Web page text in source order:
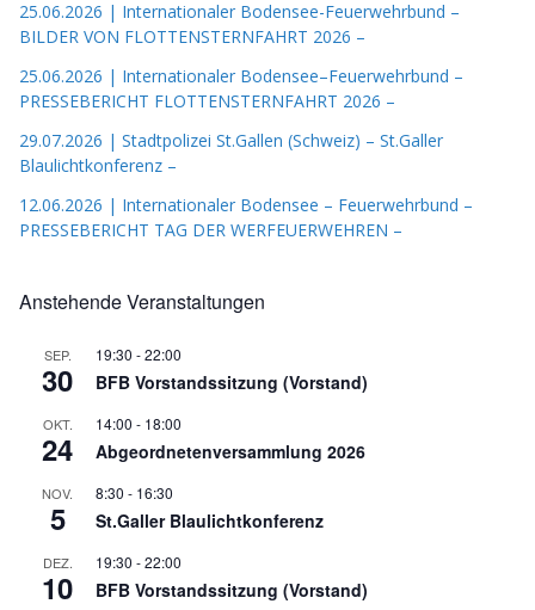
25.06.2026 | Internationaler Bodensee-Feuerwehrbund –
BILDER VON FLOTTENSTERNFAHRT 2026 –
25.06.2026 | Internationaler Bodensee–Feuerwehrbund –
PRESSEBERICHT FLOTTENSTERNFAHRT 2026 –
29.07.2026 | Stadtpolizei St.Gallen (Schweiz) – St.Galler
Blaulichtkonferenz –
12.06.2026 | Internationaler Bodensee – Feuerwehrbund –
PRESSEBERICHT TAG DER WERFEUERWEHREN –
Anstehende Veranstaltungen
SEP.
30
19:30 -22:00
BFB Vorstandssitzung (Vorstand)
OKT.
24
14:00 - 18:00
Abgeordnetenversammlung 2026
NOV.
5
8:30 - 16:30
St.Galler Blaulichtkonferenz
DEZ.
10
19:30 -22:00
BFB Vorstandssitzung (Vorstand)